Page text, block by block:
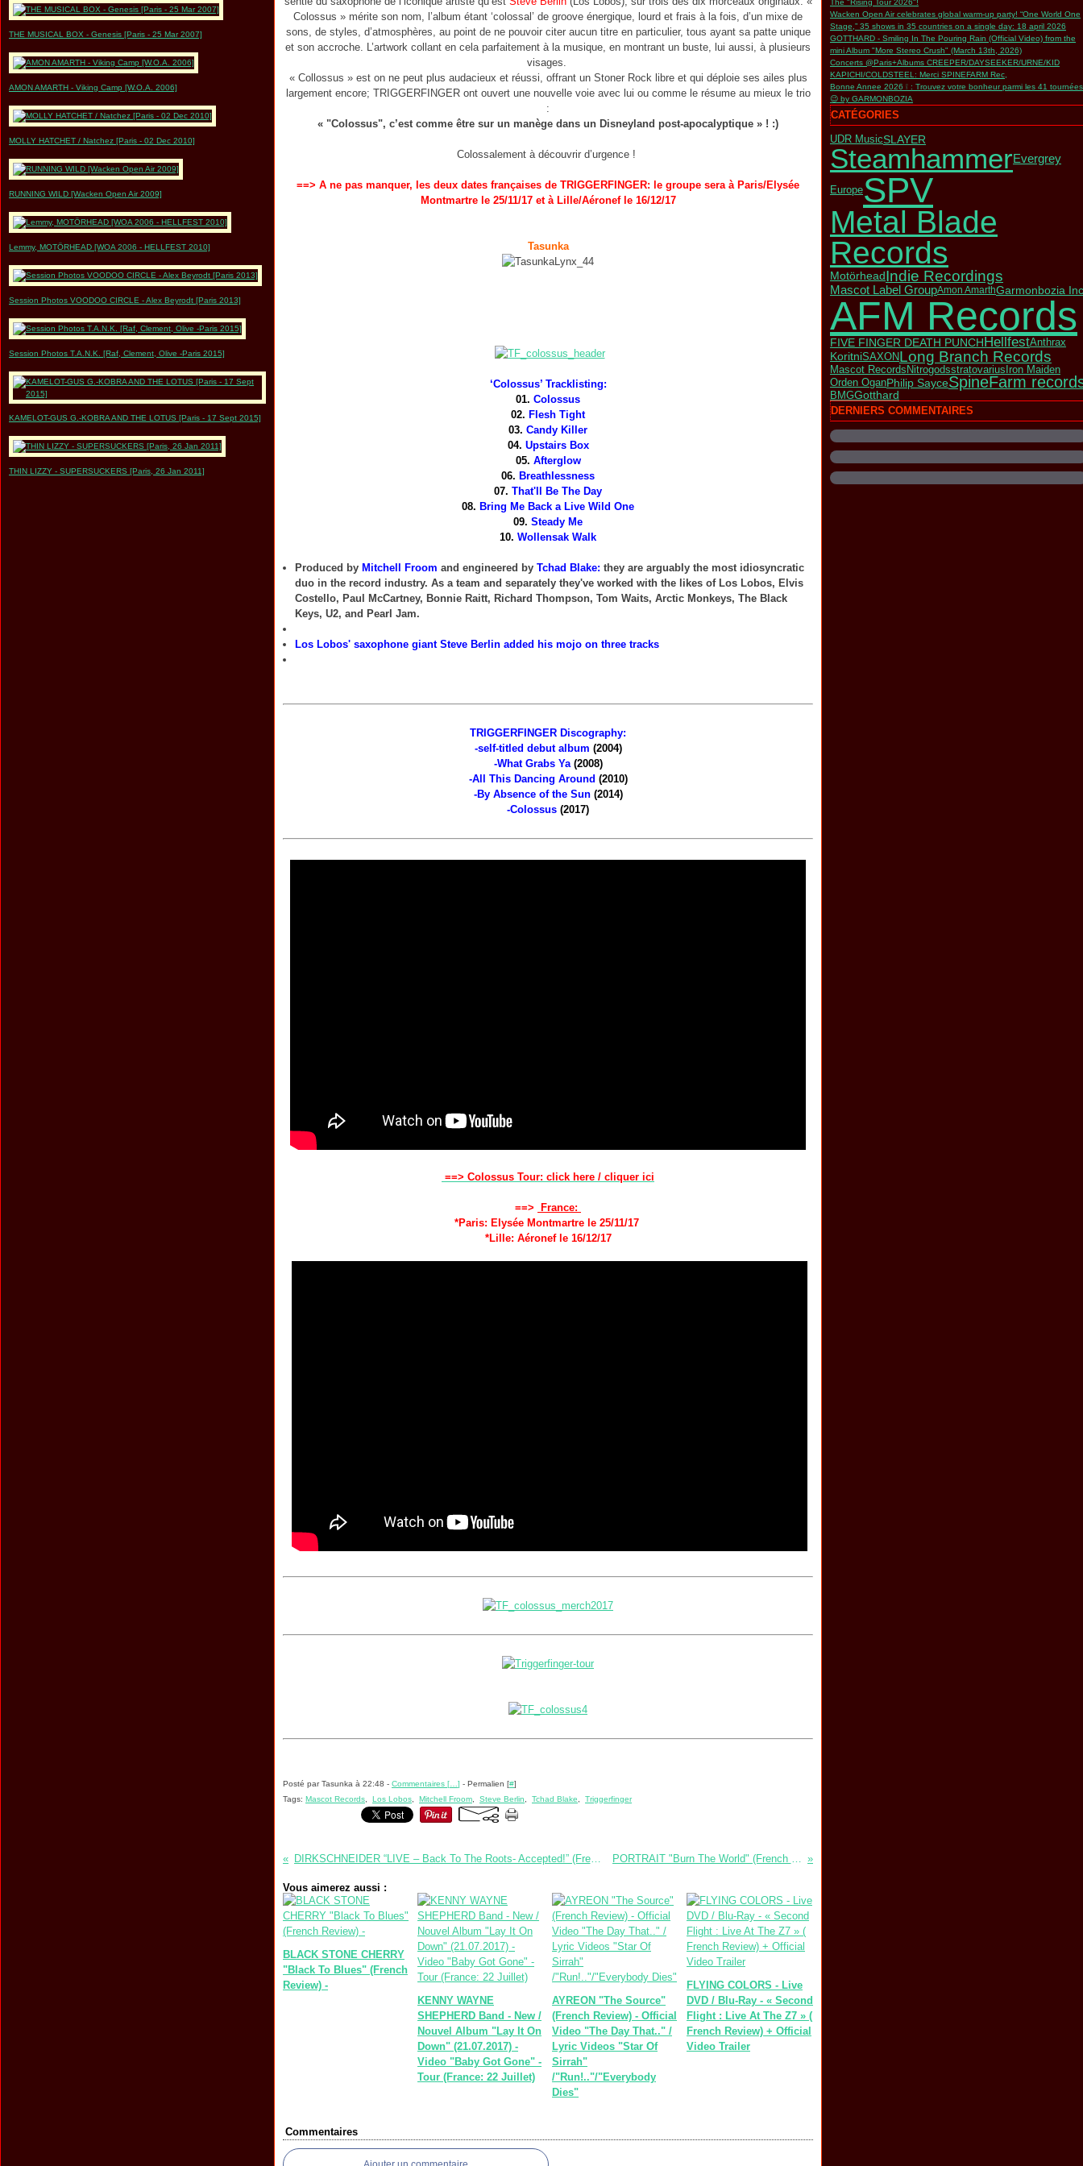
THE MUSICAL BOX - Genesis [Paris - 25 Mar 2007]
AMON AMARTH - Viking Camp [W.O.A. 2006]
MOLLY HATCHET / Natchez [Paris - 02 Dec 2010]
RUNNING WILD [Wacken Open Air 2009]
Lemmy, MOTÖRHEAD [WOA 2006 - HELLFEST 2010]
Session Photos VOODOO CIRCLE - Alex Beyrodt [Paris 2013]
Session Photos T.A.N.K. [Raf, Clement, Olive -Paris 2015]
KAMELOT-GUS G.-KOBRA AND THE LOTUS [Paris - 17 Sept 2015]
THIN LIZZY - SUPERSUCKERS [Paris, 26 Jan 2011]
Colossus » mérite son nom, l’album étant ‘colossal’ de groove énergique, lourd et frais à la fois, d’un mixe de
sons, de styles, d’atmosphères, au point de ne pouvoir citer aucun titre en particulier, tous ayant sa patte unique
et son accroche. L’artwork collant en cela parfaitement à la musique, en montrant un buste, lui aussi, à plusieurs
visages.
« Collossus » est on ne peut plus audacieux et réussi, offrant un Stoner Rock libre et qui déploie ses ailes plus
largement encore; TRIGGERFINGER ont ouvert une nouvelle voie avec lui ou comme le résume au mieux le trio
:
« "Colossus", c’est comme être sur un manège dans un Disneyland post-apocalyptique » ! :)
Colossalement à découvrir d’urgence !
==> A ne pas manquer, les deux dates françaises de TRIGGERFINGER: le groupe sera à Paris/Elysée
Montmartre le 25/11/17 et à Lille/Aéronef le 16/12/17
Tasunka
‘Colossus’ Tracklisting:
01. Colossus
02. Flesh Tight
03. Candy Killer
04. Upstairs Box
05. Afterglow
06. Breathlessness
07. That'll Be The Day
08. Bring Me Back a Live Wild One
09. Steady Me
10. Wollensak Walk
Produced by Mitchell Froom and engineered by Tchad Blake: they are arguably the most idiosyncratic
duo in the record industry. As a team and separately they've worked with the likes of Los Lobos, Elvis
Costello, Paul McCartney, Bonnie Raitt, Richard Thompson, Tom Waits, Arctic Monkeys, The Black
Keys, U2, and Pearl Jam.
Los Lobos' saxophone giant Steve Berlin added his mojo on three tracks
TRIGGERFINGER Discography:
-self-titled debut album (2004)
-What Grabs Ya (2008)
-All This Dancing Around (2010)
-By Absence of the Sun (2014)
-Colossus (2017)
==> Colossus Tour: click here / cliquer ici
==>
France:
*Paris: Elysée Montmartre le 25/11/17
*Lille: Aéronef le 16/12/17
Posté par Tasunka à 22:48 - Commentaires [ ] - Permalien [#]
Tags: Mascot Records Los Lobos Mitchell Froom Steve Berlin Tchad Blake Triggerfinger
DIRKSCHNEIDER “LIVE – Back To The Roots- Accepted!” (French Review)- Videos - "Back To The Roots - II" Tour (Paris-13/12/2017) PORTRAIT "Burn The World" (French Review) - Official "Martyrs" / "Burn the World"
Vous aimerez aussi :
BLACK STONE CHERRY
"Black To Blues" (French
Review) -
KENNY WAYNE
SHEPHERD Band - New /
Nouvel Album "Lay It On
Down" (21.07.2017) -
Video "Baby Got Gone" -
Tour (France: 22 Juillet)
AYREON "The Source"
(French Review) - Official
Video "The Day That.." /
Lyric Videos "Star Of
Sirrah"
/"Run!.."/"Everybody
Dies"
FLYING COLORS - Live
DVD / Blu-Ray - « Second
Flight : Live At The Z7 » (
French Review) + Official
Video Trailer
Commentaires
The "Rising Tour 2026"!
Wacken Open Air celebrates global warm-up party! “One World One
Stage,” 35 shows in 35 countries on a single day: 18 april 2026
GOTTHARD - Smiling In The Pouring Rain (Official Video) from the
mini Album "More Stereo Crush" (March 13th, 2026)
Concerts @Paris+Albums CREEPER/DAYSEEKER/URNE/KID
KAPICHI/COLDSTEEL: Merci SPINEFARM Rec,
Bonne Annee 2026 ❕ : Trouvez votre bonheur parmi les 41 tournées
😉 by GARMONBOZIA
CATÉGORIES
UDR MusicSLAYER
SteamhammerEvergrey
EuropeSPV
Metal Blade
Records
Motörhead Indie Recordings
Mascot Label GroupAmon AmarthGarmonbozia
AFM Records
FIVE FINGER DEATH PUNCHHellfestAnthrax
KoritniSAXONLong Branch Records
Mascot Records Nitrogodsstratovarius Iron Maiden
Orden OganPhilip SayceSpineFarm
BMGGotthard
DERNIERS COMMENTAIRES